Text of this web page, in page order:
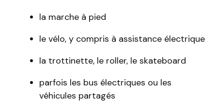
la marche à pied
le vélo, y compris à assistance électrique
la trottinette, le roller, le skateboard
parfois les bus électriques ou les
véhicules partagés